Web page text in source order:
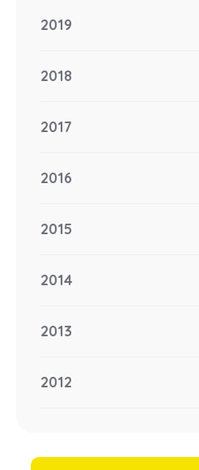
2019
2018
2017
2016
2015
2014
2013
2012